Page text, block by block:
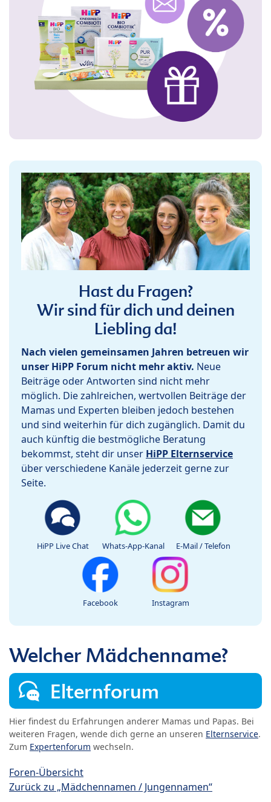
Hast du Fragen?
Wir sind für dich und deinen
Liebling da!
Nach vielen gemeinsamen Jahren betreuen wir
unser HiPP Forum nicht mehr aktiv. Neue
Beiträge oder Antworten sind nicht mehr
möglich. Die zahlreichen, wertvollen Beiträge der
Mamas und Experten bleiben jedoch bestehen
und sind weiterhin für dich zugänglich. Damit du
auch künftig die bestmögliche Beratung
bekommst, steht dir unser HiPP Elternservice
über verschiedene Kanäle jederzeit gerne zur
Seite.
HiPP Live Chat Whats-App-Kanal E-Mail / Telefon
Facebook Instagram
Welcher Mädchenname?
Elternforum
Hier findest du Erfahrungen anderer Mamas und Papas. Bei
weiteren Fragen, wende dich gerne an unseren Elternservice.
Zum Expertenforum wechseln.
Foren-Übersicht
Zurück zu „Mädchennamen / Jungennamen“